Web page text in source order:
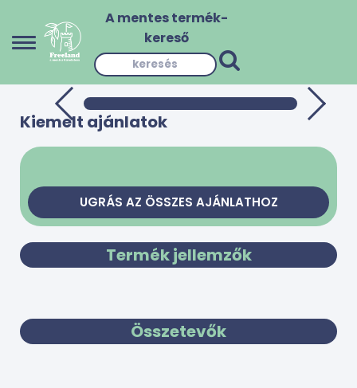
A mentes termék-
kereső
Kiemelt ajánlatok
UGRÁS AZ ÖSSZES AJÁNLATHOZ
Termék jellemzők
Összetevők